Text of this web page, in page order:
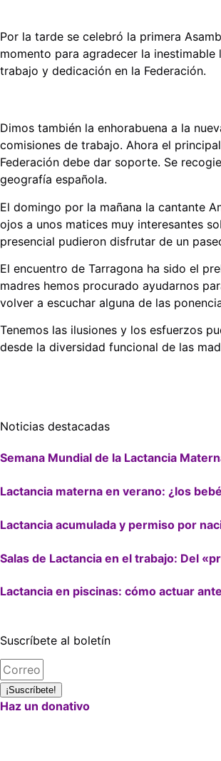
Por la tarde se celebró la primera
momento para agradecer la
trabajo y dedicación en la Federación.
Dimos también la enhorabuena a la
comisiones de trabajo. Ahora el
Federación debe dar soporte. Se
geografía española.
El domingo por la mañana la cantante
ojos a unos matices muy interesantes
presencial pudieron disfrutar de un
El encuentro de Tarragona ha sido el
madres hemos procurado ayudarnos
volver a escuchar alguna de las
Tenemos las ilusiones y los esfuerzos
desde la diversidad funcional de las
Noticias destacadas
Semana Mundial de la Lactancia
Lactancia materna en verano: ¿los
Lactancia acumulada y permiso por
Salas de Lactancia en el trabajo: Del
Lactancia en piscinas: cómo actuar
Suscríbete al boletín
¡Suscríbete!
Haz un donativo